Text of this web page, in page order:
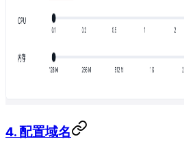
4. 配置域名